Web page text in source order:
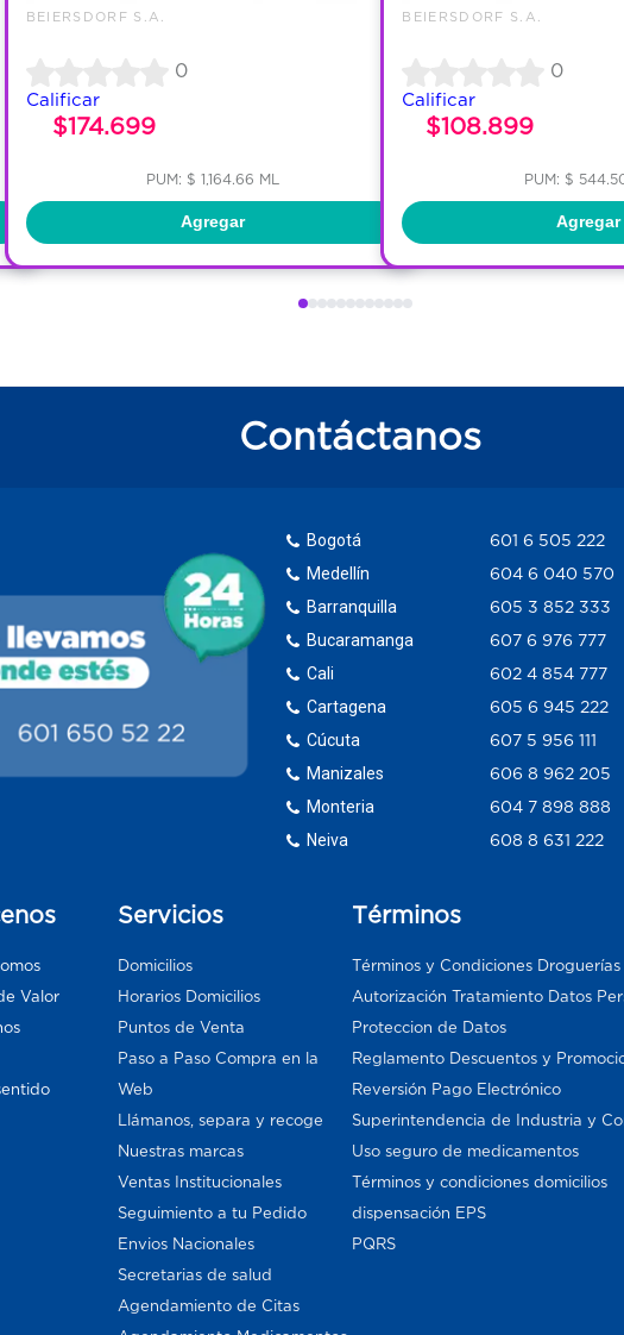
BEIERSDORF S.A.
0
Calificar
$174.699
PUM: $ 1,164.66 ML
Agregar
BEIERSDORF S.A.
0
Calificar
$108.899
PUM: $
Agregar
Contáctanos
Bogotá
Medellín
Barranquilla
Bucaramanga
Cali
Cartagena
Cúcuta
Manizales
Monteria
Neiva
601 6 505 222
604 6 040 570
605 3 852 333
607 6 976 777
602 4 854 777
605 6 945 222
607 5 956 111
606 8 962 205
604 7 898 888
608 8 631 222
Valor
Servicios
Domicilios
Horarios Domicilios
Puntos de Venta
Paso a Paso Compra en la
Web
Llámanos, separa y recoge
Nuestras marcas
Ventas Institucionales
Seguimiento a tu Pedido
Envios Nacionales
Secretarias de salud
Agendamiento de Citas
Términos
Términos y Condiciones
Autorización Tratamiento Datos
Proteccion de Datos
Reglamento Descuentos y
Reversión Pago Electrónico
Superintendencia de Industria y
Uso seguro de medicamentos
Términos y condiciones domicilios
dispensación EPS
PQRS